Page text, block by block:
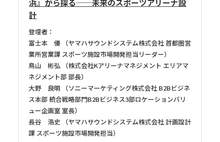
浜』から探る──未来のスポーツアリーナ設
計
登壇者：
富士本 優
ヤマハサウンドシステム株式会社 首都圏営
業所営業課 スポーツ施設市場開発担当リーダー
鳥山 彬弘
株式会社Kアリーナマネジメント エリアマ
ネジメント部 部長
大野 良明
ソニーマーケティング株式会社 B2Bビジネ
ス本部 統合戦略部門B2Bビジネス3部ロケーションバリ
ュー企画室 室長
長谷 浩史
ヤマハサウンドシステム株式会社 計画設計
課 スポーツ施設市場開発担当